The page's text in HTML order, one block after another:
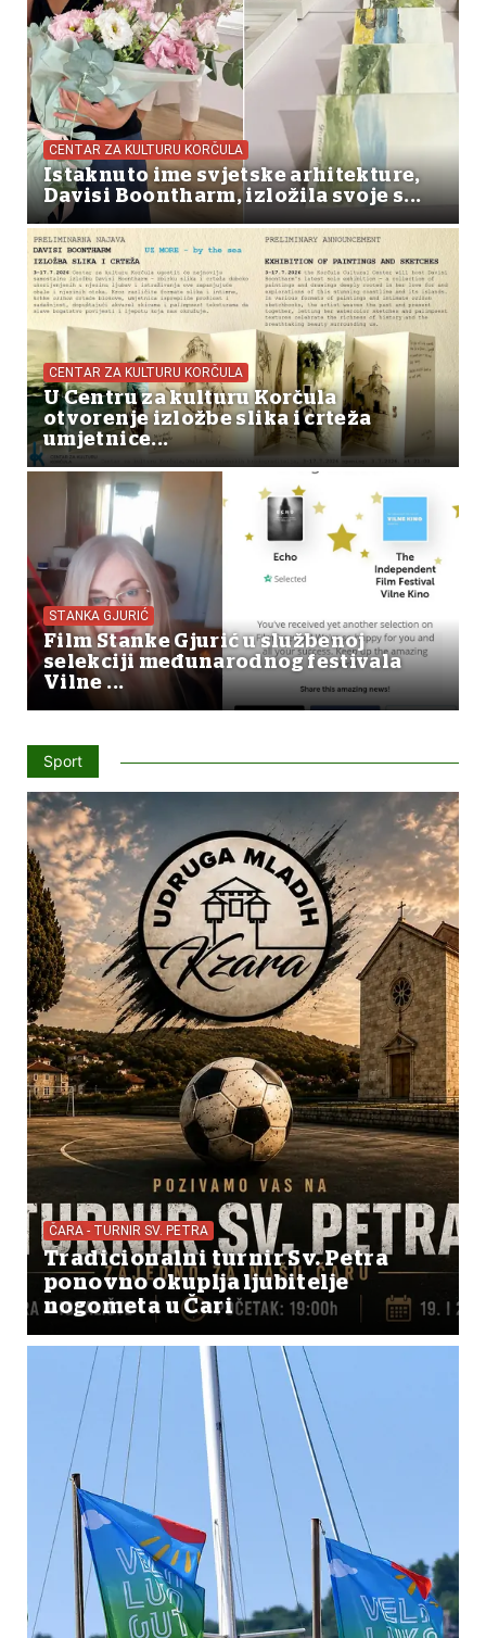
CENTAR ZA KULTURU KORČULA
Istaknuto ime svjetske arhitekture,
Davisi Boontharm, izložila svoje s...
CENTAR ZA KULTURU KORČULA
U Centru za kulturu Korčula
otvorenje izložbe slika i crteža
umjetnice...
STANKA GJURIĆ
Film Stanke Gjurić u službenoj
selekciji međunarodnog festivala
Vilne ...
Sport
ČARA - TURNIR SV. PETRA
Tradicionalni turnir Sv. Petra
ponovno okuplja ljubitelje
nogometa u Čari